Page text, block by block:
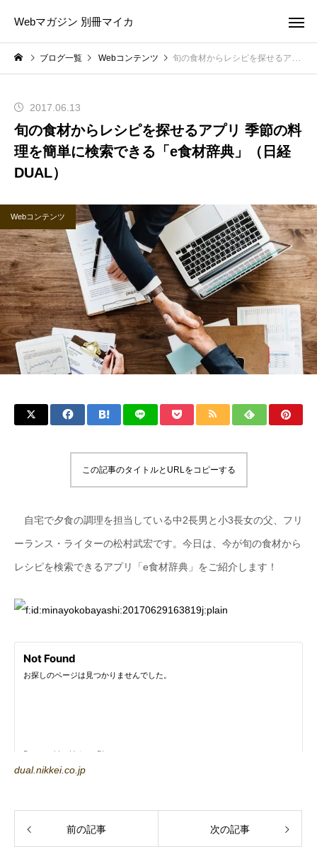
Webマガジン 別冊マイカ
ブログ一覧 Webコンテンツ 旬の食材からレシピを探せるアプリ 季節の料理を簡単に検索できる「e食材辞典」（日経DUAL）
2017.06.13
旬の食材からレシピを探せるアプリ 季節の料
理を簡単に検索できる「e食材辞典」（日経
DUAL）
Webコンテンツ
この記事のタイトルとURLをコピーする
自宅で夕食の調理を担当している中2長男と小3長女の父、フリ
ーランス・ライターの松村武宏です。今日は、今が旬の食材から
レシピを検索できるアプリ「e食材辞典」をご紹介します！
dual.nikkei.co.jp
前の記事 次の記事